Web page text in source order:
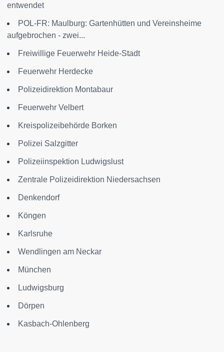
entwendet
POL-FR: Maulburg: Gartenhütten und Vereinsheime
aufgebrochen - zwei...
Freiwillige Feuerwehr Heide-Stadt
Feuerwehr Herdecke
Polizeidirektion Montabaur
Feuerwehr Velbert
Kreispolizeibehörde Borken
Polizei Salzgitter
Polizeiinspektion Ludwigslust
Zentrale Polizeidirektion Niedersachsen
Denkendorf
Köngen
Karlsruhe
Wendlingen am Neckar
München
Ludwigsburg
Dörpen
Kasbach-Ohlenberg